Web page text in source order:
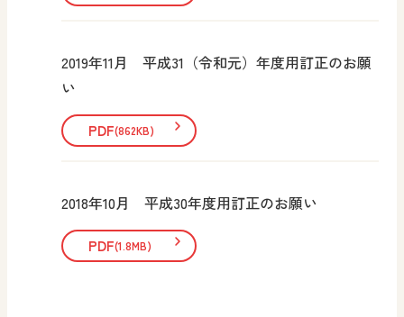
2019年11月 平成31（令和元）年度用訂正のお願
い
PDF(862KB)
2018年10月 平成30年度用訂正のお願い
PDF(1.8MB)